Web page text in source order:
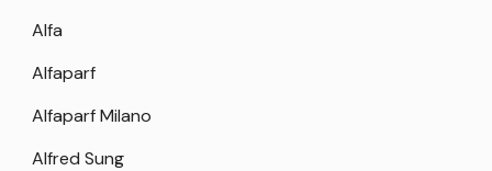
Alfa
Alfaparf
Alfaparf Milano
Alfred Sung